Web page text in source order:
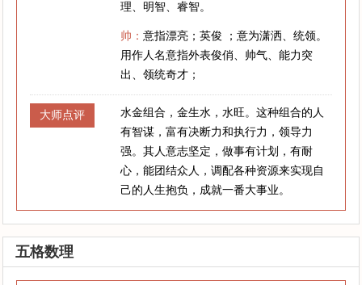
理、明智、睿智。
帅：意指漂亮；英俊 ；意为潇洒、统领。
用作人名意指外表俊俏、帅气、能力突
出、领统奇才；
大师点评
水金组合，金生水，水旺。这种组合的人
有智谋，富有决断力和执行力，领导力
强。其人意志坚定，做事有计划，有耐
心，能团结众人，调配各种资源来实现自
己的人生抱负，成就一番大事业。
五格数理